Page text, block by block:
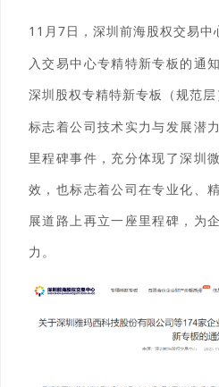
11 月 7日 ， 深圳前海股权交易中
入交易中心专精特新专板的通
深圳股权专精特新专板（规范
标志着公司技术实力与发展潜
里程碑事件，充分体现了深圳
效，也标志着公司在专业化、
展道路上再立一座里程碑，为
力。